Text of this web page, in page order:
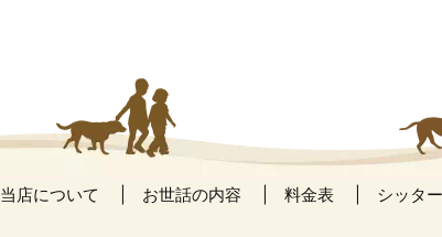
当店について お世話の内容 料金表 シッタ